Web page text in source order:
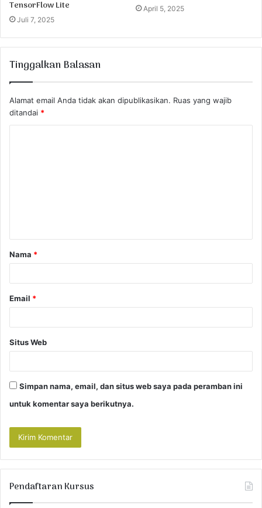
TensorFlow Lite
Juli 7, 2025
April 5, 2025
Tinggalkan Balasan
Alamat email Anda tidak akan dipublikasikan. Ruas yang wajib
ditandai *
a
r
Nama *
Email *
Situs Web
Simpan nama, email, dan situs web saya pada peramban ini
untuk komentar saya berikutnya.
Pendaftaran Kursus